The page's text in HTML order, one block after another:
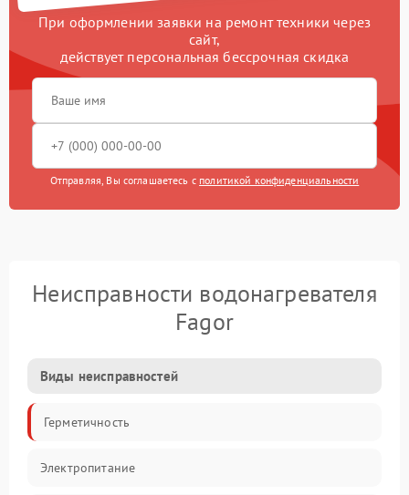
При оформлении заявки на ремонт техники через
сайт,
действует персональная бессрочная скидка
Отправляя, Вы соглашаетесь с политикой конфиденциальности
Неисправности водонагревателя
Fagor
Виды неисправностей
Герметичность
Электропитание